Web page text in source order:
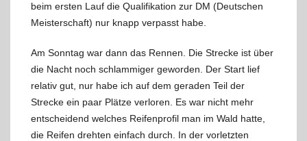
beim ersten Lauf die Qualifikation zur DM (Deutschen
Meisterschaft) nur knapp verpasst habe.
Am Sonntag war dann das Rennen. Die Strecke ist über
die Nacht noch schlammiger geworden. Der Start lief
relativ gut, nur habe ich auf dem geraden Teil der
Strecke ein paar Plätze verloren. Es war nicht mehr
entscheidend welches Reifenprofil man im Wald hatte,
die Reifen drehten einfach durch. In der vorletzten